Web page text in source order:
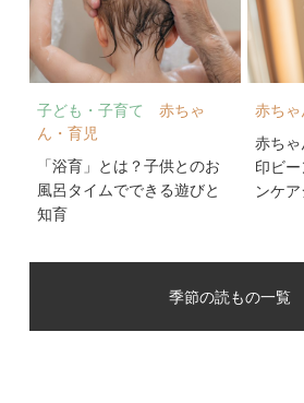
子ども・子育て
赤ちゃ
ん・育児
「浴育」とは？子供とのお
風呂タイムでできる遊びと
知育
赤ち
赤ち
印ビ
ンケ
季節の読もの一覧